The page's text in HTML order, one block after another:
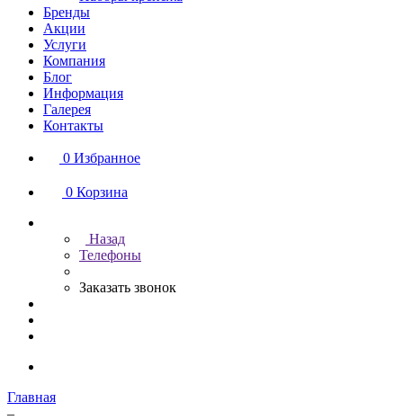
Бренды
Акции
Услуги
Компания
Блог
Информация
Галерея
Контакты
0 Избранное
0 Корзина
Назад
Телефоны
Заказать звонок
Главная
–